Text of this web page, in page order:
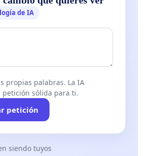
de IA
propias palabras. La IA
petición sólida para ti.
petición
siendo tuyos